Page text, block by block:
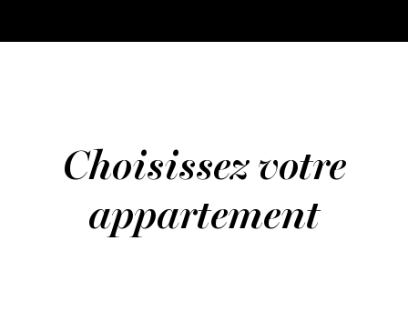
Choisissez votre
appartement